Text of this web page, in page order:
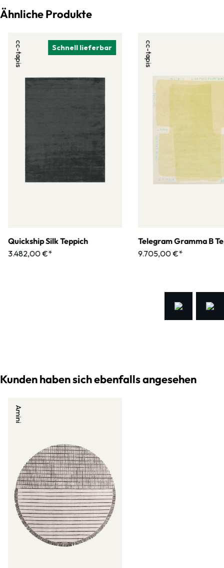
Ähnliche Produkte
Schnell lieferbar
cc-tapis
Quickship Silk Teppich
3.482,00 €*
cc-tapis
Telegram Gramma B
9.705,00 €*
Kunden haben sich ebenfalls angesehen
Amini